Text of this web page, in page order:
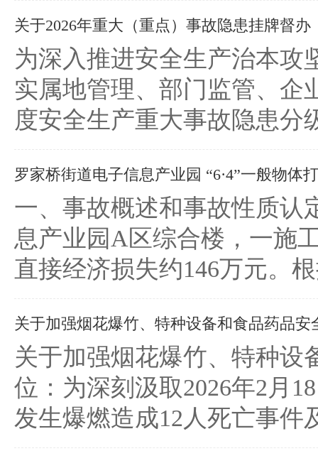
关于2026年重大（重点）事故隐患挂牌督
为深入推进安全生产治本攻
实属地管理、部门监管、企
度安全生产重大事故隐患分
罗家桥街道电子信息产业园 “6·4”一般物体
一、事故概述和事故性质认
息产业园A区综合楼，一施
直接经济损失约146万元。
关于加强烟花爆竹、特种设备和食品药品安
关于加强烟花爆竹、特种设
位：为深刻汲取2026年2月
发生爆燃造成12人死亡事件